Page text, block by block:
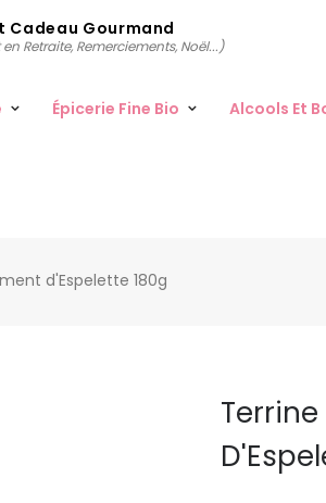
Cadeau Gourmand
Retraite, Remerciements, Noël...)
Épicerie Fine Bio Alcools Et
d'Espelette 180g